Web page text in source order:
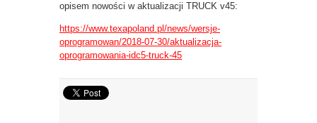
opisem nowości w aktualizacji TRUCK v45:
https://www.texapoland.pl/news/wersje-
oprogramowan/2018-07-30/aktualizacja-
oprogramowania-idc5-truck-45